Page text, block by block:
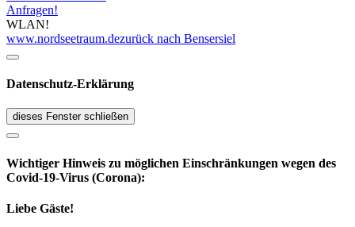
Anfragen!
WLAN!
www.nordseetraum.dezurück nach Bensersiel
Datenschutz-Erklärung
dieses Fenster schließen
Wichtiger Hinweis zu möglichen Ein­schränk­ungen wegen des
Covid-19-Virus (Corona):
Liebe Gäste!